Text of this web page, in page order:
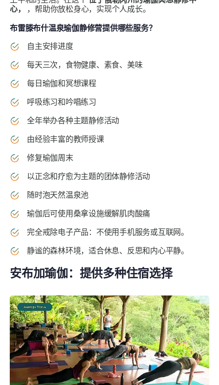
心， ，帮助你放松身心，实现个人成长。
布雷滕布什温泉瑜伽静修营提供哪些服务？
自主安排进度
每天三次，食物健康、素食、美味
每日瑜伽和冥想课程
呼吸练习和吟唱练习
全年举办各种主题静修活动
由经验丰富的教师授课
修复瑜伽周末
以正念和疗愈为主题的团体静修活动
随时泡天然温泉池
瑜伽后可使用桑拿设施缓解肌肉酸痛
完全戒除电子产品：不使用手机服务或互联网。
静谧的森林环境，适合休息、反思和内心平静。
安布加瑜伽：提供多种住宿选择